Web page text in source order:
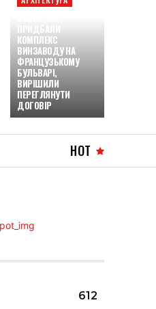
ПРИДБАЛИ
КОМПЛЕКС
ВИНЗАВОДУ НА
ФРАНЦУЗЬКОМУ
БУЛЬВАРІ,
ВИРІШИЛИ
ПЕРЕГЛЯНУТИ
ДОГОВІР
HOT
612